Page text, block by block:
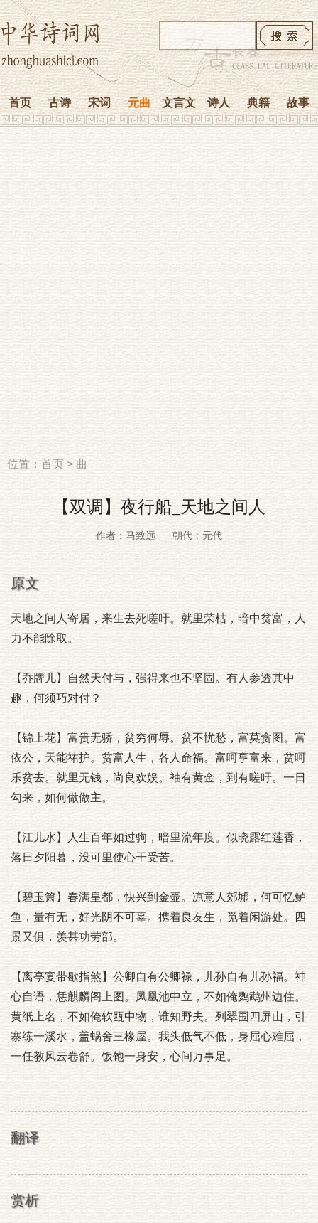
首页 古诗 宋词 元曲 文言文 诗人 典籍 故事
位置：首页>曲
【双调】夜行船_天地之间人
作者：马致远 朝代：元代
原文
天地之间人寄居，来生去死嗟吁。就里荣枯，暗中贫富，人
力不能除取。
【乔牌儿】自然天付与，强得来也不坚固。有人参透其中
趣，何须巧对付？
【锦上花】富贵无骄，贫穷何辱。贫不忧愁，富莫贪图。富
依公，天能祐护。贫富人生，各人命福。富呵亨富来，贫呵
乐贫去。就里无钱，尚良欢娱。袖有黄金，到有嗟吁。一日
勾来，如何做做主。
【江儿水】人生百年如过驹，暗里流年度。似晓露红莲香，
落日夕阳暮，没可里使心干受苦。
【碧玉箫】春满皇都，快兴到金壶。凉意人郊墟，何可忆鲈
鱼，量有无，好光阴不可辜。携着良友生，觅着闲游处。四
景又俱，羡甚功劳部。
【离亭宴带歇指煞】公卿自有公卿禄，儿孙自有儿孙福。神
心自语，恁麒麟阁上图。凤凰池中立，不如俺鹦鹉州边住。
黄纸上名，不如俺软瓯中物，谁知野夫。列翠围四屏山，引
寨练一溪水，盖蜗舍三椽屋。我头低气不低，身屈心难屈，
一任教风云卷舒。饭饱一身安，心间万事足。
翻译
赏析